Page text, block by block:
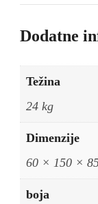
Dodatne
Težina
24 kg
Dimenzije
60 × 150 ×
boja